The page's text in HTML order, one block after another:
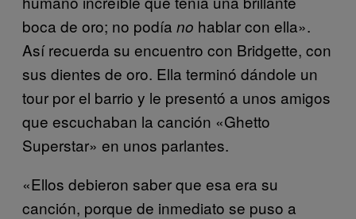
boca de oro; no podía no hablar con ella».
Así recuerda su encuentro con Bridgette, con
sus dientes de oro. Ella terminó dándole un
tour por el barrio y le presentó a unos amigos
que escuchaban la canción «Ghetto
Superstar» en unos parlantes.
«Ellos debieron saber que esa era su
canción, porque de inmediato se puso a